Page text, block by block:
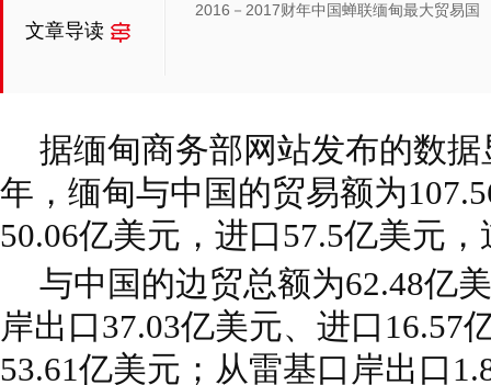
文章导读
2016－2017财年中国蝉联缅甸最大贸易国
据缅甸商务部网站发布的数据
年，缅甸与中国的贸易额为
50.06亿美元，进口57.5亿美元
与中国的边贸总额为62.48亿
岸出口37.03亿美元、进口16.57
53.61亿美元；从雷基口岸出口